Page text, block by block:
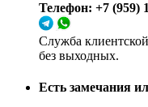
Телефон: +7 (959)
Служба
без выходных.
Есть замечания